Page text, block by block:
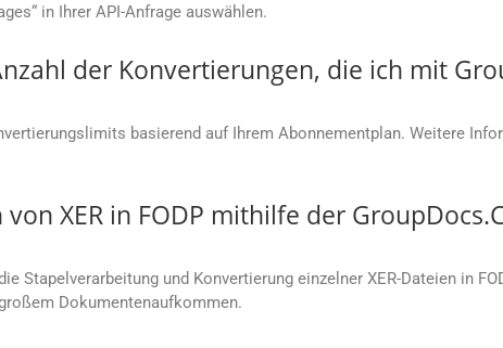
in Ihrer API-Anfrage auswählen.
der Konvertierungen, die ich mit
basierend auf Ihrem Abonnementplan. Weitere
XER in FODP mithilfe der
Stapelverarbeitung und Konvertierung einzelner XER-Dateien in
Dokumentenaufkommen.